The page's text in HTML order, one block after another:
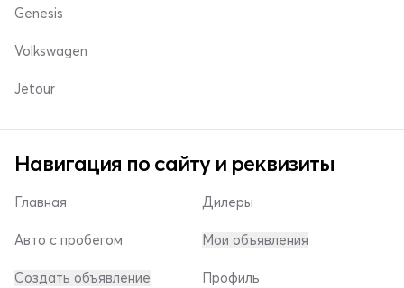
Genesis
Volkswagen
Jetour
Навигация по сайту и реквизиты
Главная
Авто с пробегом
Создать объявление
Дилеры
Мои объявления
Профиль